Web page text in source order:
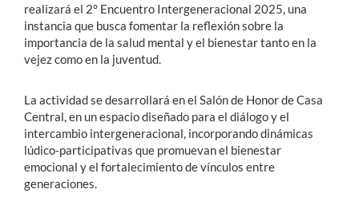
realizará el 2° Encuentro Intergeneracional 2025, una
instancia que busca fomentar la reflexión sobre la
importancia de la salud mental y el bienestar tanto en la
vejez como en la juventud.
La actividad se desarrollará en el Salón de Honor de Casa
Central, en un espacio diseñado para el diálogo y el
intercambio intergeneracional, incorporando dinámicas
lúdico-participativas que promuevan el bienestar
emocional y el fortalecimiento de vínculos entre
generaciones.